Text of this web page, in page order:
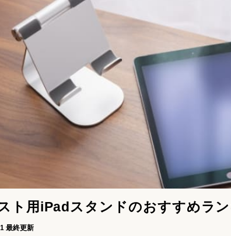
ト用iPadスタンドのおすすめラン
最終更新